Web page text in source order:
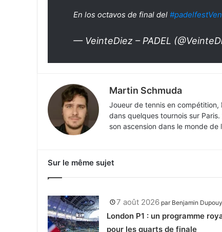
En los octavos de final del
— VeinteDiez – PADEL
Martin Schmuda
Joueur de tennis en
dans quelques tournois sur
son ascension dans le monde de
Sur le même sujet
7 août 2026 par Benjamin Dupouy
London P1 : un programme
pour les quarts de finale